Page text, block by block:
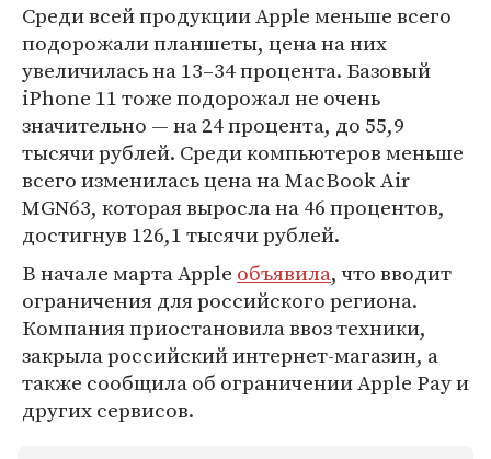
Среди всей продукции Apple меньше всего
подорожали планшеты, цена на них
увеличилась на 13–34 процента. Базовый
iPhone 11 тоже подорожал не очень
значительно — на 24 процента, до 55,9
тысячи рублей. Среди компьютеров меньше
всего изменилась цена на MacBook Air
MGN63, которая выросла на 46 процентов,
достигнув 126,1 тысячи рублей.
В начале марта Apple объявила, что вводит
ограничения для российского региона.
Компания приостановила ввоз техники,
закрыла российский интернет-магазин, а
также сообщила об ограничении Apple Pay и
других сервисов.